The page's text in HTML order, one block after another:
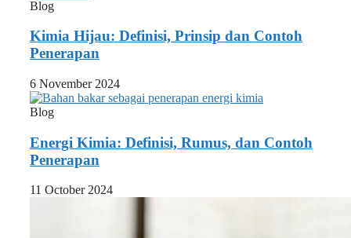
Blog
Kimia Hijau: Definisi, Prinsip dan Contoh
Penerapan
6 November 2024
Blog
Energi Kimia: Definisi, Rumus, dan Contoh
Penerapan
11 October 2024